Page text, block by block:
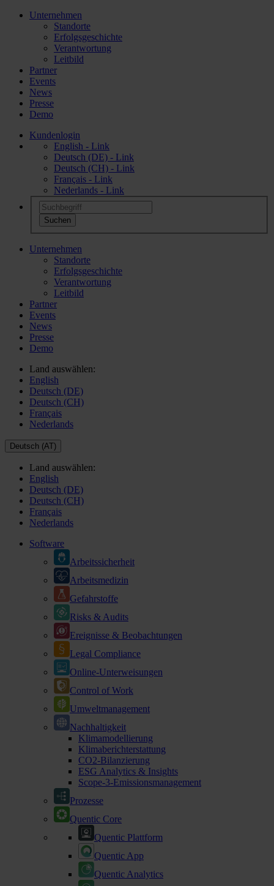
Unternehmen
Standorte
Erfolgsgeschichte
Verantwortung
Leitbild
Partner
Events
News
Presse
Demo
Kundenlogin
English - Link
Deutsch (DE) - Link
Deutsch (CH) - Link
Français - Link
Nederlands - Link
Unternehmen
Standorte
Erfolgsgeschichte
Verantwortung
Leitbild
Partner
Events
News
Presse
Demo
Land auswählen:
English
Deutsch (DE)
Deutsch (CH)
Français
Nederlands
Deutsch (AT)
Land auswählen:
English
Deutsch (DE)
Deutsch (CH)
Français
Nederlands
Software
Arbeitssicherheit
Arbeitsmedizin
Gefahrstoffe
Risks & Audits
Ereignisse & Beobachtungen
Legal Compliance
Online-Unterweisungen
Control of Work
Umweltmanagement
Nachhaltigkeit
Klimamodellierung
Klimaberichterstattung
CO2-Bilanzierung
ESG Analytics & Insights
Scope-3-Emissionsmanagement
Prozesse
Quentic Core
Quentic Plattform
Quentic App
Quentic Analytics